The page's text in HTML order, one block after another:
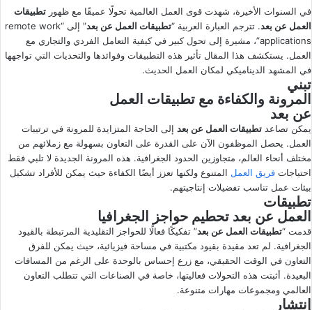
ل
ى
X
ر
ي
د
ا
ل
ت
ر
و
ن
في السنوات الأخيرة، شهدت قوى العمل العالمية تحولًا عميقًا مع ظهور تطبيقات
العمل عن بعد. تترجم العبارة العربية “تطبيقات العمل عن بعد
” إلى “remote work
applications”، مشيرة إلى تحول كبير في كيفية التعامل الفردي والتجاري مع
العمل. يستكشف هذا المقال تأثير هذه التطبيقات وفوائدها والتحديات التي تواجهها
في المشهد الديناميكي لمكان العمل الحديث.
تبني
المرونة والكفاءة مع تطبيقات العمل
عن بعد
يمكن تصاعد تطبيقات العمل عن بعد إلى الحاجة المتزايدة للمرونة في ترتيبات
العمل. يحصل الموظفون الآن على القدرة على التعاون بسهولة مع زملائهم من
مختلف أنحاء العالم، متجاوزين الحدود الجغرافية. هذه المرونة الجديدة لا تلبي فقط
احتياجات فريق العمل المتنوع ولكنها تعزز أيضًا الكفاءة حيث يمكن للأفراد تشكيل
بيئات عمل تناسب تفضيلات إنتاجيتهم.
تطبيقات
العمل عن بعد تحطيم حواجز الجغرافيا
قدمت “تطبيقات العمل عن بعد” تفكيكًا فعالًا للحواجز التقليدية المرتبطة بالقيود
الجغرافية. لم تعد مقيدة بقيود مكتبية في مساحة فيزيائية، حيث يمكن للفرق
التعاون في الوقت الحقيقي، مع زرع إحساس بالوحدة على الرغم من المسافات
البعيدة. أثبتت هذه التحولات فعاليتها، خاصة في الصناعات التي تتطلب التعاون
العالمي ومجموعات مهارات متنوعة.
انتشار